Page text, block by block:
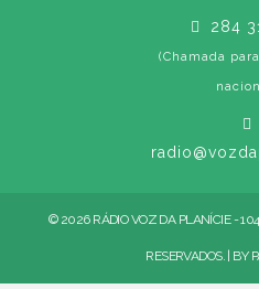
284
(Chamada
© 2026 RÁDIO VOZ DA PLANÍCIE -
RESERVADOS. | BY